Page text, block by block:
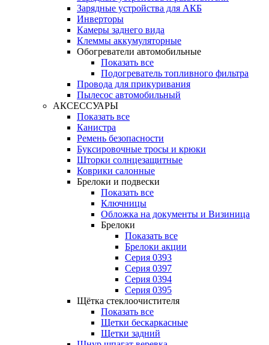
Зарядные устройства для АКБ
Инверторы
Камеры заднего вида
Клеммы аккумуляторные
Обогреватели автомобильные
Показать все
Подогреватель топливного фильтра
Провода для прикуривания
Пылесос автомобильный
АКСЕССУАРЫ
Показать все
Канистра
Ремень безопасности
Буксировочные тросы и крюки
Шторки солнцезащитные
Коврики салонные
Брелоки и подвески
Показать все
Ключницы
Обложка на документы и Визиница
Брелоки
Показать все
Брелоки акции
Серия 0393
Серия 0397
Серия 0394
Серия 0395
Щётка стеклоочистителя
Показать все
Щетки бескаркасные
Щетки задний